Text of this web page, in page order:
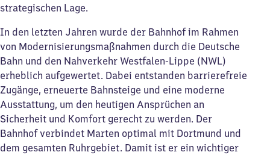
strategischen Lage.
In den letzten Jahren wurde der Bahnhof im Rahmen
von Modernisierungsmaßnahmen durch die Deutsche
Bahn und den Nahverkehr Westfalen-Lippe (NWL)
erheblich aufgewertet. Dabei entstanden barrierefreie
Zugänge, erneuerte Bahnsteige und eine moderne
Ausstattung, um den heutigen Ansprüchen an
Sicherheit und Komfort gerecht zu werden. Der
Bahnhof verbindet Marten optimal mit Dortmund und
dem gesamten Ruhrgebiet. Damit ist er ein wichtiger